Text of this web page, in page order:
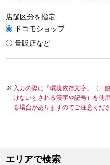
店舗区分を指定
ドコモショップ
量販店など
入力の際に「環境依存文字」（一
けないとされる漢字や記号）を使
る場合がありますのでご注意くださ
エリアで検索